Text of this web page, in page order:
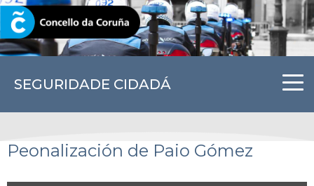
SEGURIDADE CIDADÁ
CORUNA.GAL
Peonalización de Paio Gómez